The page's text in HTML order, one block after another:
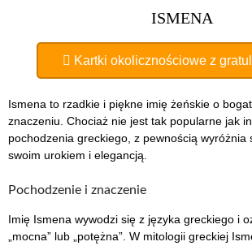
ISMENA
Kartki okolicznościowe z
Ismena to rzadkie i piękne imię żeńskie o
znaczeniu. Chociaż nie jest tak popularne jak
pochodzenia greckiego, z pewnością wyróżnia
swoim urokiem i elegancją.
Pochodzenie i znaczenie
Imię Ismena wywodzi się z języka greckiego i
„mocna” lub „potężna”. W mitologii greckiej